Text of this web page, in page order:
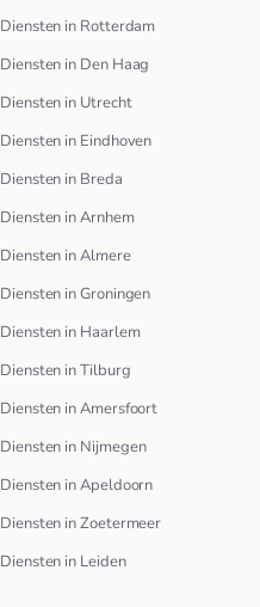
Diensten in Rotterdam
Diensten in Den Haag
Diensten in Utrecht
Diensten in Eindhoven
Diensten in Breda
Diensten in Arnhem
Diensten in Almere
Diensten in Groningen
Diensten in Haarlem
Diensten in Tilburg
Diensten in Amersfoort
Diensten in Nijmegen
Diensten in Apeldoorn
Diensten in Zoetermeer
Diensten in Leiden